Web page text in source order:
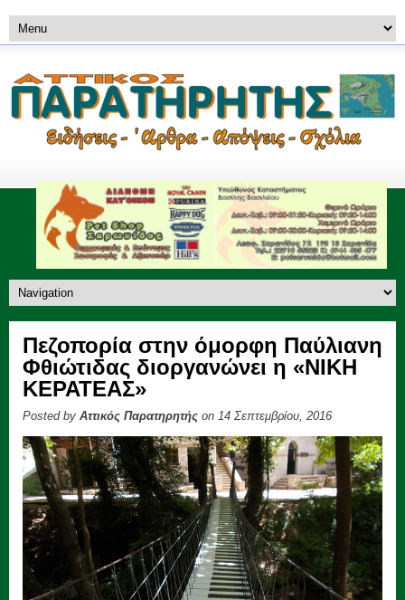
Πεζοπορία στην όμορφη Παύλιανη
Φθιώτιδας διοργανώνει η «ΝΙΚΗ
ΚΕΡΑΤΕΑΣ»
Posted by Αττικός Παρατηρητής on 14 Σεπτεμβρίου, 2016